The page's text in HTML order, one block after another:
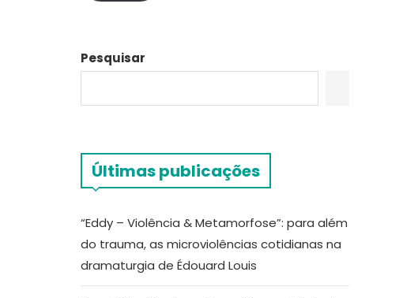
Pesquisar
Últimas publicações
“Eddy – Violência & Metamorfose”: para além
do trauma, as microviolências cotidianas na
dramaturgia de Édouard Louis